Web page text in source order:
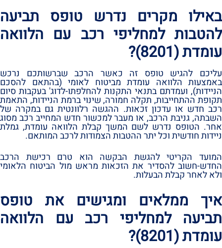
באילו מקרים נדרש טופס תביעה
להטבות למחליפי רכב עם הלוואה
עומדת ‏(8201)‏?‏
עליכם להגיש טופס זה כאשר הרכב שברשותכם נרכש
באמצעות הלוואה עומדת מביטוח לאומי ‏(בהתאם להסכם
הניידות)‏,‏ ועמדתם בתנאי התקנות להחלפתו-לדוג‏' בעקבות סיום
תקופת ההתחייבות,‏ תקלה חמורה,‏ שינוי ברמת הניידות,‏ התאמת
רכב חדש או עדכון זכאות.‏ ההגשה רלוונטית גם במקרה של
השבתה,‏ גניבת הרכב,‏ או מעבר למכשור חדש המחייב רכב מסוג
אחר.‏ הטופס נדרש לשם המשך קבלת הלוואה עומדת,‏ גמלת
ניידות חודשית וכל יתר ההטבות הצמודות לרכב המותאם.‏
המועד הקריטי להגשת הבקשה הוא טרם רכישת הרכב
החדש-חשוב להסדיר את הזכאות מראש מול הביטוח הלאומי
ולא לאחר קבלת הבעלות.‏
איך ממלאים ומגישים את טופס
תביעה למחליפי רכב עם הלוואה
עומדת ‏(8201)‏?‏